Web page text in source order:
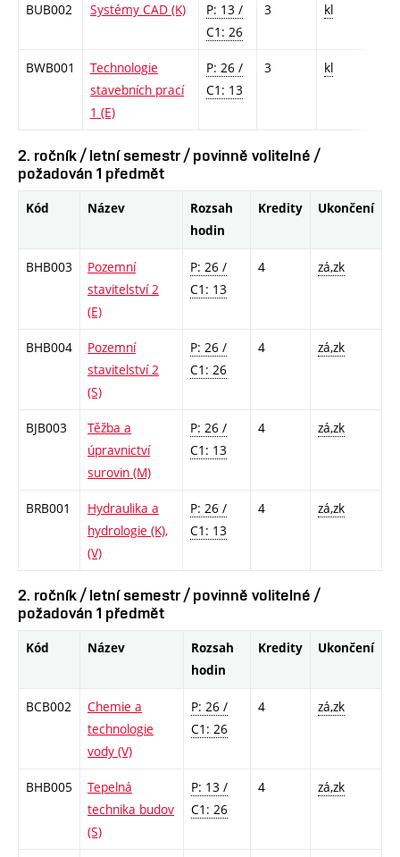
BUB002 Systémy CAD (K)
P: 13 /
C1: 26
3 kl
BWB001
Technologie
stavebních prací
1 (E)
P: 26 /
C1: 13
3 kl
2. ročník / letní semestr / povinně volitelné /
požadován 1 předmět
Kód Název
Rozsah
hodin
Kredity Ukončení
BHB003
Pozemní
stavitelství 2
(E)
P: 26 /
C1: 13
4 zá,zk
BHB004
Pozemní
stavitelství 2
(S)
P: 26 /
C1: 26
4 zá,zk
BJB003
Těžba a
úpravnictví
surovin (M)
P: 26 /
C1: 13
4 zá,zk
BRB001
Hydraulika a
hydrologie (K),
(V)
P: 26 /
C1: 13
4 zá,zk
2. ročník / letní semestr / povinně volitelné /
požadován 1 předmět
Kód Název
Rozsah
hodin
Kredity Ukončení
BCB002
Chemie a
technologie
vody (V)
P: 26 /
C1: 26
4 zá,zk
BHB005
Tepelná
technika budov
(S)
P: 13 /
C1: 26
4 zá,zk